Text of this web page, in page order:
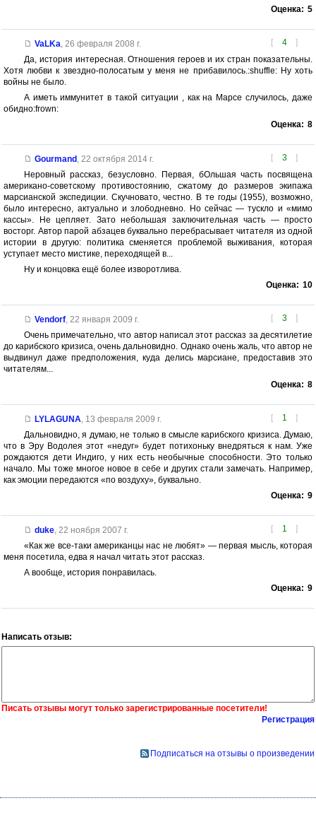
Оценка: 5
[ 4 ]
VaLKa, 26 февраля 2008 г.
Да, история интересная. Отношения героев и их стран показательны.
Хотя любви к звездно-полосатым у меня не прибавилось.:shuffle: Ну хоть
войны не было.
А иметь иммунитет в такой ситуации , как на Марсе случилось, даже
обидно:frown:
Оценка: 8
[ 3 ]
Gourmand , 22 октября 2014 г.
Неровный рассказ, безусловно. Первая, бОльшая часть посвящена
американо-советскому противостоянию, сжатому до размеров экипажа
марсианской экспедиции. Скучновато, честно. В те годы (1955), возможно,
было интересно, актуально и злободневно. Но сейчас — тускло и «мимо
кассы». Не цепляет. Зато небольшая заключительная часть — просто
восторг. Автор парой абзацев буквально перебрасывает читателя из одной
истории в другую: политика сменяется проблемой выживания, которая
уступает место мистике, переходящей в...
Ну и концовка ещё более изворотлива.
Оценка: 10
[ 3 ]
Vendorf, 22 января 2009 г.
Очень примечательно, что автор написал этот рассказ за десятилетие
до карибского кризиса, очень дальновидно. Однако очень жаль, что автор не
выдвинул даже предположения, куда делись марсиане, предоставив это
читателям...
Оценка: 8
[ 1 ]
LYLAGUNA, 13 февраля 2009 г.
Дальновидно, я думаю, не только в смысле карибского кризиса. Думаю,
что в Эру Водолея этот «недуг» будет потихоньку внедряться к нам. Уже
рождаются дети Индиго, у них есть необычные способности. Это только
начало. Мы тоже многое новое в себе и других стали замечать. Например,
как эмоции передаются «по воздуху», буквально.
Оценка: 9
[ 1 ]
duke, 22 ноября 2007 г.
«Как же все-таки американцы нас не любят» — первая мысль, которая
меня посетила, едва я начал читать этот рассказ.
А вообще, история понравилась.
Оценка: 9
Написать отзыв:
Писать отзывы могут только зарегистрированные посетители!
Регистрация
Подписаться на отзывы о произведении